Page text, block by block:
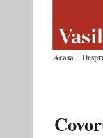
Acasa